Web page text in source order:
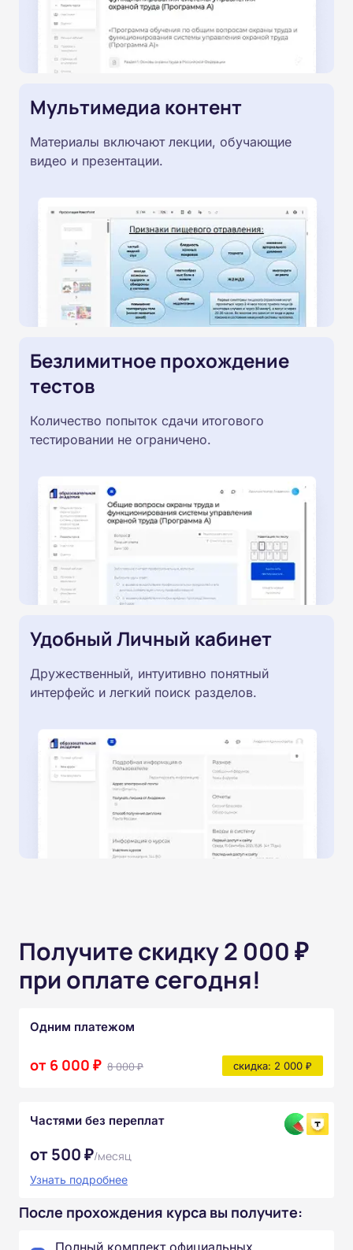
Мультимедиа контент
Материалы включают лекции, обучающие
видео и презентации.
Безлимитное прохождение
тестов
Количество попыток сдачи итогового
тестировании не ограничено.
Удобный Личный кабинет
Дружественный, интуитивно понятный
интерфейс и легкий поиск разделов.
Получите скидку 2 000 ₽
при оплате сегодня!
Одним платежом
от 6 000 ₽ 8 000 ₽ скидка: 2 000 ₽
Частями без переплат
от 500 ₽/месяц
Узнать подробнее
После прохождения курса вы получите: